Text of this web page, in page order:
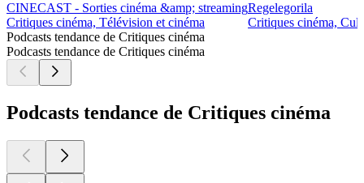
CINECAST - Sorties cinéma &amp; streaming
Critiques cinéma, Télévision et cinéma
Regelegorila
Critiques cinéma,
Podcasts tendance de Critiques cinéma
Podcasts tendance de Critiques cinéma
Podcasts tendance de Critiques cinéma